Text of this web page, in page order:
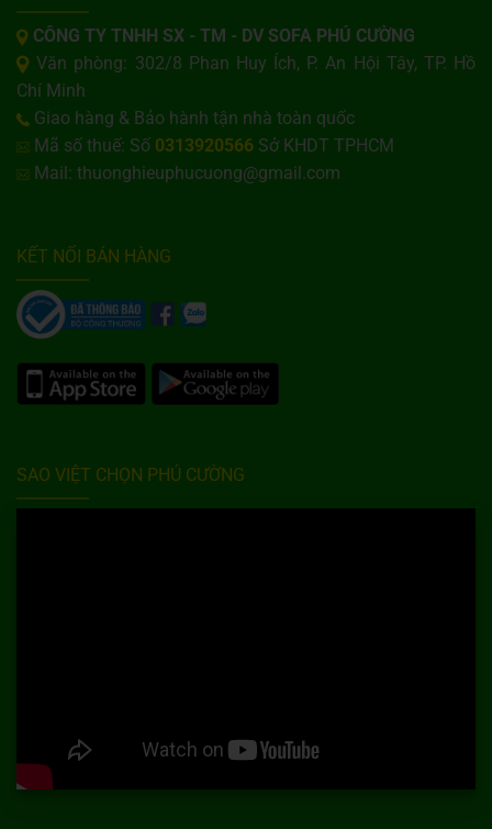
CÔNG TY TNHH SX - TM - DV SOFA PHÚ CƯỜNG
Văn phòng: 302/8 Phan Huy Ích, P. An Hội Tây, TP. Hồ
Chí Minh
Giao hàng & Bảo hành tận nhà toàn quốc
Mã số thuế: Số 0313920566 Sở KHDT TPHCM
Mail: thuonghieuphucuong@gmail.com
KẾT NỐI BÁN HÀNG
SAO VIỆT CHỌN PHÚ CƯỜNG